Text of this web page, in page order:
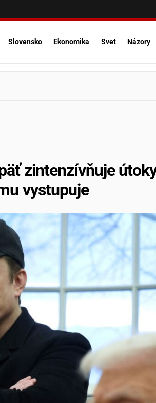
Slovensko Ekonomika Svet Názory
zintenzívňuje
vystupuje